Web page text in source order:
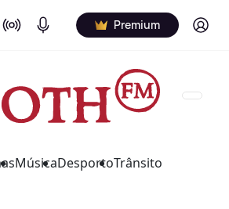
On Air Podcasts Premium Log in
MúsicaDesportoTrânsito